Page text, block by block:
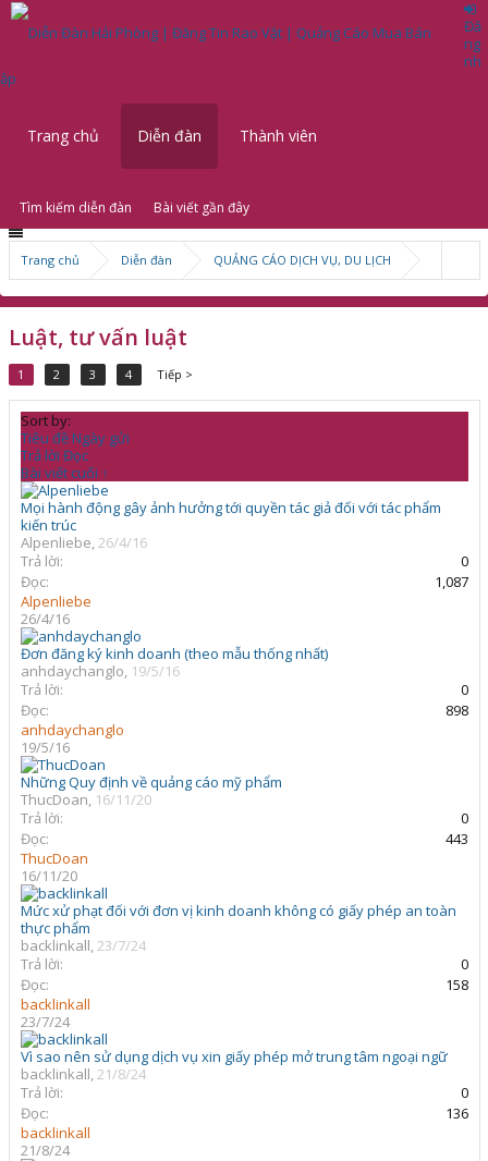
Trang chủ Diễn đàn QUẢNG CÁO DỊCH VỤ, DU LỊCH
Dịch thuật, tài chính, luật
Luật, tư vấn luật
1 2 3 4 Tiếp >
Sort by:
Tiêu đề Ngày gửi
Trả lời Đọc
Bài viết cuối ↑
Mọi hành động gây ảnh hưởng tới quyền tác giả đối với tác phẩm
kiến trúc
Alpenliebe,26/4/16
Trả lời:
0
Đọc:
1,087
Alpenliebe
26/4/16
Đơn đăng ký kinh doanh (theo mẫu thống nhất)
anhdaychanglo, 19/5/16
Trả lời:
0
Đọc:
898
anhdaychanglo
19/5/16
Những Quy định về quảng cáo mỹ phẩm
ThucDoan, 16/11/20
Trả lời:
0
Đọc:
443
ThucDoan
16/11/20
Mức xử phạt đối với đơn vị kinh doanh không có giấy phép an toàn
thực phẩm
backlinkall,23/7/24
Trả lời:
0
Đọc:
158
backlinkall
23/7/24
Vì sao nên sử dụng dịch vụ xin giấy phép mở trung tâm ngoại ngữ
backlinkall,21/8/24
Trả lời:
0
Đọc:
136
backlinkall
21/8/24
Đă
ng
nh
ập
Trang chủ Diễn đàn
Tìm kiếm diễn đàn Bài viết gần đây
Thành viên